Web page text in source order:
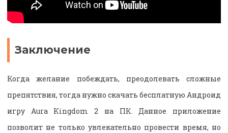
Заключение
Когда желание побеждать, преодолевать сложные
препятствия, тогда нужно скачать бесплатную Андроид
игру Aura Kingdom 2 на ПК. Данное приложение
позволит не только увлекательно провести время, но